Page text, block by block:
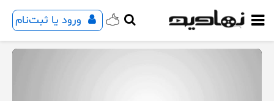
ورود یا ثبت‌نام